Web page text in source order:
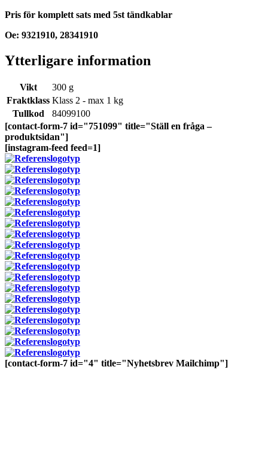
Pris för komplett sats med 5st tändkablar
Oe: 9321910, 28341910
Ytterligare information
Vikt
300 g
Fraktklass Klass 2 - max 1 kg
Tullkod
84099100
[contact-form-7 id="751099" title="Ställ en fråga –
produktsidan"]
[instagram-feed feed=1]
[contact-form-7 id="4" title="Nyhetsbrev Mailchimp"]